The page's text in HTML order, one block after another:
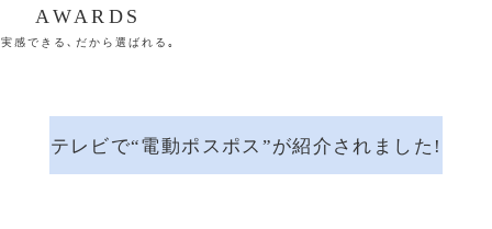
AWARDS
実感できる､ だから選ばれる｡
テレビで“電動ポスポス”が紹介されました!